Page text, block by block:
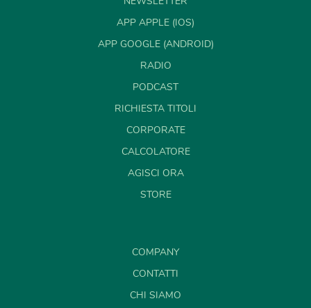
APP APPLE (IOS)
APP GOOGLE (ANDROID)
RADIO
PODCAST
RICHIESTA TITOLI
CORPORATE
CALCOLATORE
AGISCI ORA
STORE
COMPANY
CONTATTI
CHI SIAMO